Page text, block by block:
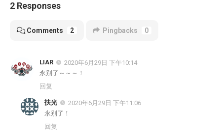
2 Responses
Comments 2 Pingbacks 0
LIAR
2020年6月29日 下午10:14
永别了～～～！
回复
扶光
2020年6月29日 下午11:06
永别了！
回复